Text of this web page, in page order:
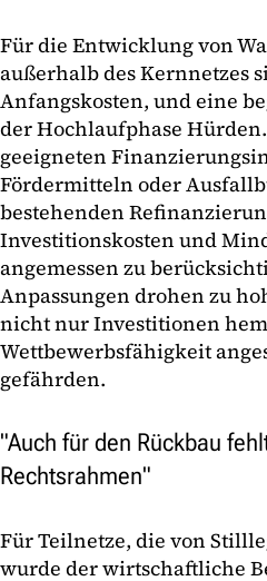
Für die Entwicklung von
außerhalb des Kernnetzes
Anfangskosten, und eine
der Hochlaufphase
geeigneten
Fördermitteln oder
bestehenden
Investitionskosten und
angemessen zu
Anpassungen drohen zu
nicht nur Investitionen
Wettbewerbsfähigkeit
gefährden.
"Auch für den Rückbau
Rechtsrahmen"
Für Teilnetze, die von
wurde der wirtschaftliche